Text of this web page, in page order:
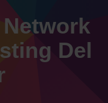
Del